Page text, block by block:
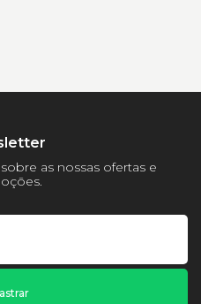
as nossas ofertas e